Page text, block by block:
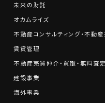
未来の財託
オカムライズ
不動産コンサルティング・不動
賃貸管理
不動産売買仲介・買取・無料査定
建設事業
海外事業